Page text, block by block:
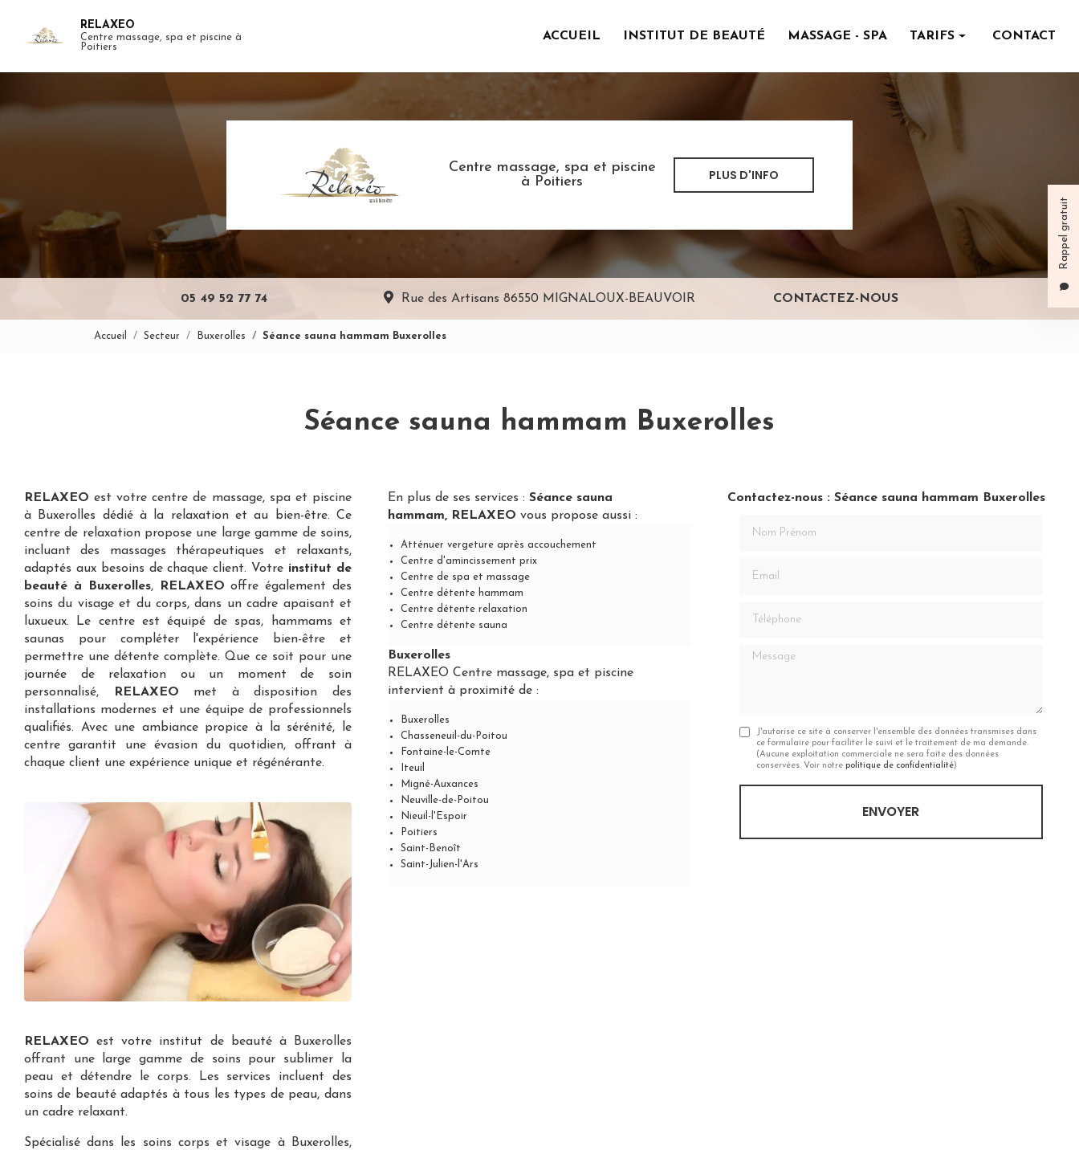
contenu
RELAXEO
Centre massage, spa et piscine à
Poitiers
Rappel gratuit
ACCUEIL INSTITUT DE BEAUTÉ MASSAGE - SPA TARIFS
Massage - spa
CONTACT
Centre massage, spa et piscine
à Poitiers
PLUS D'INFO
05 49 52 77 74 Rue des Artisans 86550 MIGNALOUX-BEAUVOIR CONTACTEZ-NOUS
Accueil Secteur Buxerolles Séance sauna hammam Buxerolles
Séance sauna hammam Buxerolles
RELAXEO est votrecentre de massage, spa et piscine
à Buxerolles dédié à la relaxation et au bien-être. Ce
centre de relaxation propose une large gamme de soins,
incluant des massages thérapeutiques et relaxants,
adaptés aux besoins de chaque client. Votre institut de
beauté à Buxerolles, RELAXEO offre également des
soins du visage et du corps, dans un cadre apaisant et
luxueux. Le centre est équipé de spas, hammams et
saunas pour compléter l'expérience bien-être et
permettre une détente complète. Que ce soit pour une
journée de relaxation ou un moment de soin
personnalisé, RELAXEO met à disposition des
installations modernes et une équipe de professionnels
qualifiés. Avec une ambiance propice à la sérénité, le
centre garantit une évasion du quotidien, offrant à
chaque client une expérience unique et régénérante.
RELAXEO est votre institut de beauté à Buxerolles
offrant une large gamme de soins pour sublimer la
peau et détendre le corps. Les services incluent des
soins de beauté adaptés à tous les types de peau, dans
un cadre relaxant.
Spécialisé dans les soins corps et visage à Buxerolles,
En plus de ses services : Séance sauna
hammam, RELAXEO vous propose aussi :
Atténuer vergeture après accouchement
Centre d'amincissement prix
Centre de spa et massage
Centre détente hammam
Centre détente relaxation
Centre détente sauna
Buxerolles
RELAXEO Centre massage, spa et piscine
intervient à proximité de :
Buxerolles
Chasseneuil-du-Poitou
Fontaine-le-Comte
Iteuil
Migné-Auxances
Neuville-de-Poitou
Nieuil-l'Espoir
Poitiers
Saint-Benoît
Saint-Julien-l'Ars
Contactez-nous : Séance sauna hammam Buxerolles
Message
J'autorise ce site à conserver l'ensemble des données transmises dans
ce formulaire pour faciliter le suivi et le traitement de ma demande.
(Aucune exploitation commerciale ne sera faite des données
conservées. Voir notre politique de confidentialité)